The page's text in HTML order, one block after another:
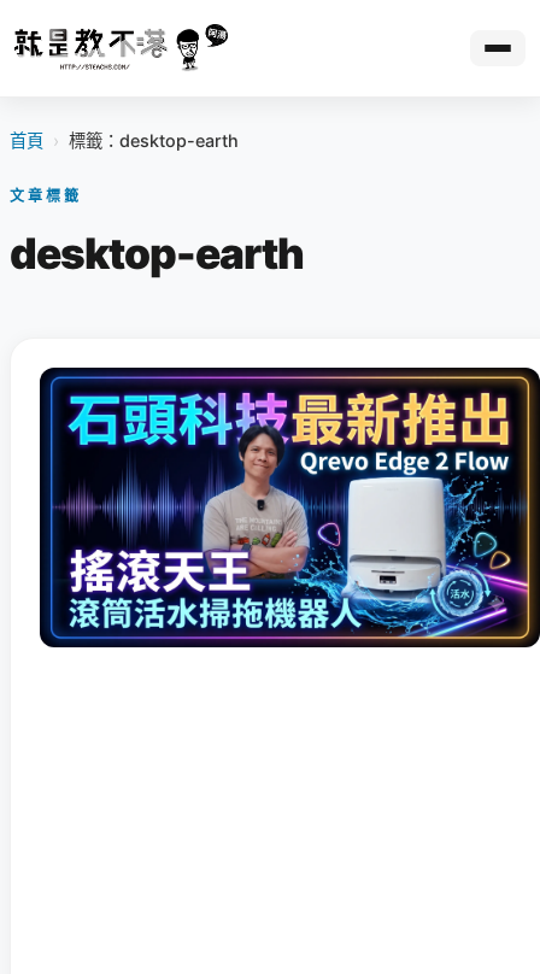
首頁 › 標籤：desktop-earth
文章標籤
desktop-earth